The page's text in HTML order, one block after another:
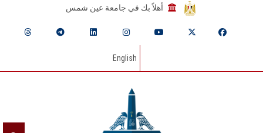
أهلاً بك في جامعة عين شمس
English